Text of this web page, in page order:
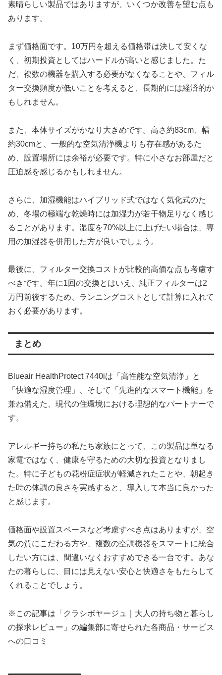
素晴らしい製品ではありますが、いくつか改善を望む点も
あります。
まず価格面です。10万円を超える価格帯は決して安くな
く、初期投資としてはハードルが高いと感じました。た
だ、複数の機器を購入する必要がなくなることや、フィル
ター交換頻度が低いことを考えると、長期的には経済的か
もしれません。
また、本体サイズがかなり大きめです。高さ約83cm、幅
約30cmと、一般的な空気清浄機よりも存在感があるた
め、設置場所には余裕が必要です。特に小さなお部屋だと
圧迫感を感じるかもしれません。
さらに、加湿機能はハイブリッド式ではなく気化式のた
め、冬場の極端な乾燥時には加湿力が若干物足りなく感じ
ることがあります。湿度を70%以上に上げたい場合は、専
用の加湿器を併用した方が良いでしょう。
最後に、フィルター交換コストが比較的高価な点も考慮す
べきです。年に1回の交換とはいえ、純正フィルターは2
万円前後するため、ランニングコストとして計算に入れて
おく必要があります。
まとめ
Blueair HealthProtect 7440iは「高性能な空気清浄」と
「快適な湿度管理」、そして「先進的なスマート機能」を
兼ね備えた、現代の住環境における理想的なパートナーで
す。
アレルギー持ちの私たち家族にとって、この製品は単なる
家電ではなく、健康を守るための大切な投資となりまし
た。特に子どもの花粉症症状が軽減されたことや、朝起き
た時の体調の良さを実感すると、導入して本当に良かった
と感じます。
価格面や設置スペースなど考慮すべき点はありますが、空
気の質にこだわる方や、複数の空調機器をスマートに統合
したい方には、間違いなくおすすめできる一台です。あな
たの暮らしに、目には見えない安心と快適さをもたらして
くれることでしょう。
※この記事は「クラシボヤージュ｜大人の持ち物と暮らし
の探求レビュー」の編集部に寄せられた各商品・サービス
への口コミ